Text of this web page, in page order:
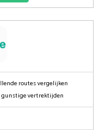
routes vergelijken
gunstige vertrektijden